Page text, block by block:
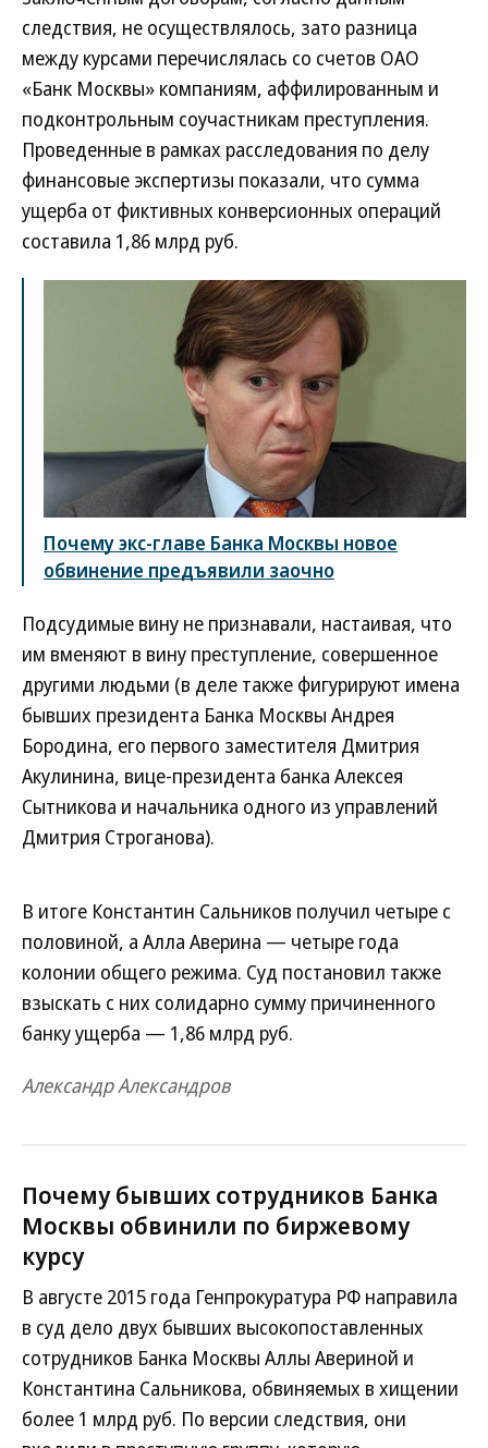
следствия, не осуществлялось, зато разница
между курсами перечислялась со счетов ОАО
«Банк Москвы» компаниям, аффилированным и
подконтрольным соучастникам преступления.
Проведенные в рамках расследования по делу
финансовые экспертизы показали, что сумма
ущерба от фиктивных конверсионных операций
составила 1,86 млрд руб.
Почему экс-главе Банка Москвы новое
обвинение предъявили заочно
Подсудимые вину не признавали, настаивая, что
им вменяют в вину преступление, совершенное
другими людьми (в деле также фигурируют имена
бывших президента Банка Москвы Андрея
Бородина, его первого заместителя Дмитрия
Акулинина, вице-президента банка Алексея
Сытникова и начальника одного из управлений
Дмитрия Строганова).
В итоге Константин Сальников получил четыре с
половиной, а Алла Аверина — четыре года
колонии общего режима. Суд постановил также
взыскать с них солидарно сумму причиненного
банку ущерба — 1,86 млрд руб.
Александр Александров
Почему бывших сотрудников Банка
Москвы обвинили по биржевому
курсу
В августе 2015 года Генпрокуратура РФ направила
в суд дело двух бывших высокопоставленных
сотрудников Банка Москвы Аллы Авериной и
Константина Сальникова, обвиняемых в хищении
более 1 млрд руб. По версии следствия, они